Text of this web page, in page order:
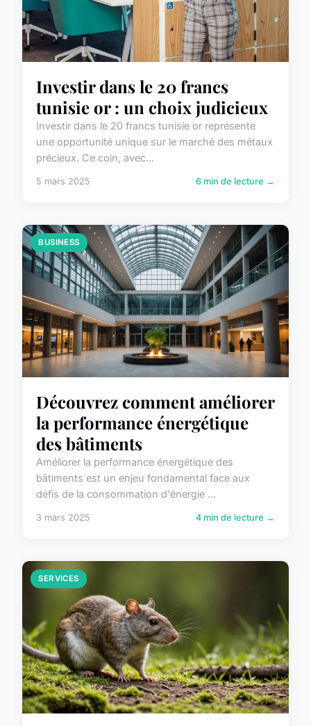
Investir dans le 20 francs
tunisie or : un choix judicieux
Investir dans le 20 francs tunisie or représente
une opportunité unique sur le marché des métaux
précieux. Ce coin, avec...
5 mars 2025 6 min de lecture →
BUSINESS
Découvrez comment améliorer
la performance énergétique
des bâtiments
Améliorer la performance énergétique des
bâtiments est un enjeu fondamental face aux
défis de la consommation d'énergie ...
3 mars 2025 4 min de lecture →
SERVICES